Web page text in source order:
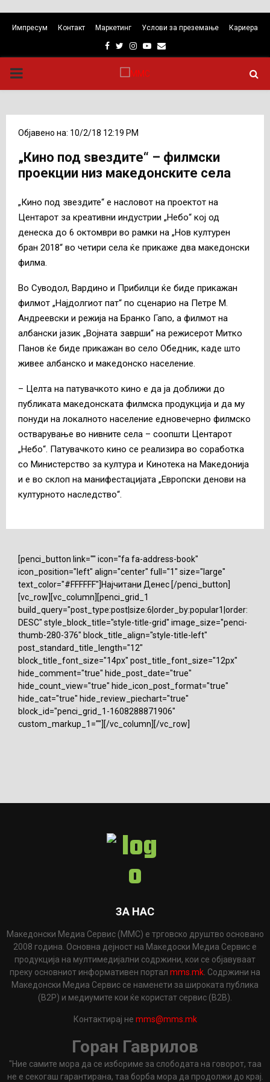
Импресум Контакт Маркетинг Услови за преземање Кариера
Facebook
TwitterInstagram
Youtube
Email
PRIMARY
Објавено на: 10/2/18 12:19 PM
„Кино под ѕвездите“ – филмски
проекции низ македонските села
„Кино под звездите“ е насловот на проектот на
Центарот за креативни индустрии „Небо“ кој од
денеска до 6 октомври во рамки на „Нов културен
бран 2018“ во четири села ќе прикаже два македонски
филма.
Во Суводол, Вардино и Прибилци ќе биде прикажан
филмот „Најдолгиот пат“ по сценарио на Петре М.
Андреевски и режија на Бранко Гапо, а филмот на
албански јазик „Војната заврши“ на режисерот Митко
Панов ќе биде прикажан во село Обедник, каде што
живее албанско и македонско население.
– Целта на патувачкото кино е да ја доближи до
публиката македонската филмска продукција и да му
понуди на локалното население едновечерно филмско
остварување во нивните села – соопшти Центарот
„Небо“. Патувачкото кино се реализира во соработка
со Министерство за култура и Кинотека на Македонија
и е во склоп на манифестацијата „Европски денови на
културното наследство“.
[penci_button link="" icon="fa fa-address-book"
icon_position="left" align="center" full="1" size="large"
text_color="#FFFFFF"]Најчитани Денес [/penci_button]
[vc_row][vc_column][penci_grid_1
build_query="post_type:post|size:6|order_by:popular1|order:
DESC" style_block_title="style-title-grid" image_size="penci-
thumb-280-376" block_title_align="style-title-left"
post_standard_title_length="12"
block_title_font_size="14px" post_title_font_size="12px"
hide_comment="true" hide_post_date="true"
hide_count_view="true" hide_icon_post_format="true"
hide_cat="true" hide_review_piechart="true"
block_id="penci_grid_1-1608288871906"
custom_markup_1=""][/vc_column][/vc_row]
ЗА НАС
Македонски Медиа Сервис (ММС) е трговско друштво основано
2008 година. Основна дејност на Македоски Медиа Сервис е
продукција на мултимедијални содржини, кои се објавуваат
преку основниот информативен портал mms.mk . Содржини на
Македонски Медиа Сервис се наменети за широката публика
(B2P) и медиумите кои ќе користат сервис (B2B).
Контактирај не mms@mms.mk
Горан Гаврилов
"Ние самите мора да се избориме за слободата на говорот, таа
не е секогаш гарантирана, таа борба мора да продолжи до крај.